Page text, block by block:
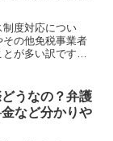
度対応につい
の他免税事業者
が多い訳です
対応すべきか、
す。
うなの？弁護
など分かりや